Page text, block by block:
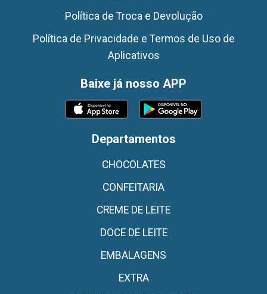
Política de Troca e Devolução
Política de Privacidade e Termos de Uso de
Aplicativos
Baixe já nosso APP
Departamentos
CHOCOLATES
CONFEITARIA
CREME DE LEITE
DOCE DE LEITE
EMBALAGENS
EXTRA